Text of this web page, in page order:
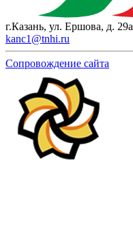
г.Казань, ул. Ершова, д. 29а
kanc1@tnhi.ru
Сопровождение сайта